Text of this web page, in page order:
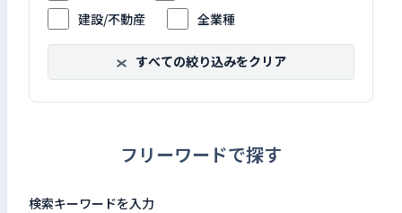
建設/不動産
全業種
すべての絞り込みをクリア
フリーワードで探す
検索キーワードを入力